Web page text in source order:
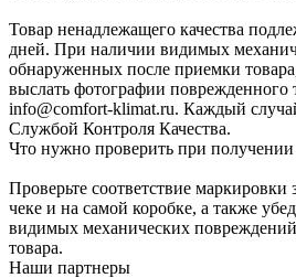
Товар ненадлежащего качества
дней. При наличии видимых
обнаруженных после приемки
выслать фотографии поврежденного
info@comfort-klimat.ru. Каждый
Службой Контроля Качества.
Что нужно проверить при получении
Проверьте соответствие маркировки
чеке и на самой коробке, а также
видимых механических
товара.
Наши партнеры